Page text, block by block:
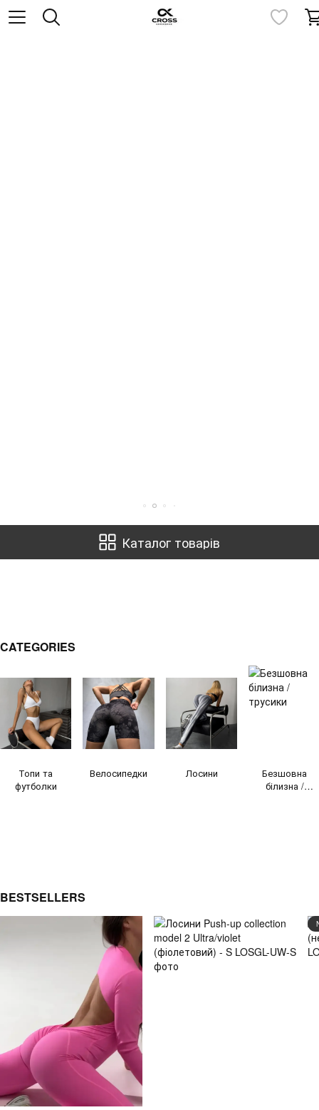
Каталог товарів
CATEGORIES
Топи та
футболки
Велосипедки Лосини
Безшовна
білизна /
BESTSELLERS